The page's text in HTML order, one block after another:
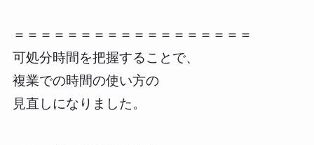
＝＝＝＝＝＝＝＝＝＝＝＝＝＝＝＝＝＝
可処分時間を把握することで、
複業での時間の使い方の
見直しになりました。